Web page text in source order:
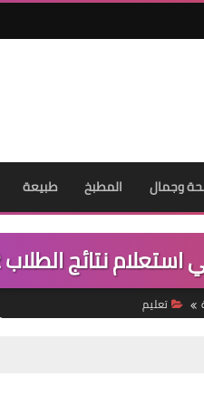
وجمال المطبخ طبيعة
نتائج الطلاب 1442
تعليم